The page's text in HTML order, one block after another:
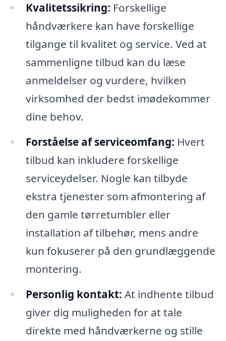
Kvalitetssikring: Forskellige
håndværkere kan have forskellige
tilgange til kvalitet og service. Ved at
sammenligne tilbud kan du læse
anmeldelser og vurdere, hvilken
virksomhed der bedst imødekommer
dine behov.
Forståelse af serviceomfang: Hvert
tilbud kan inkludere forskellige
serviceydelser. Nogle kan tilbyde
ekstra tjenester som afmontering af
den gamle tørretumbler eller
installation af tilbehør, mens andre
kun fokuserer på den grundlæggende
montering.
Personlig kontakt: At indhente tilbud
giver dig muligheden for at tale
direkte med håndværkerne og stille